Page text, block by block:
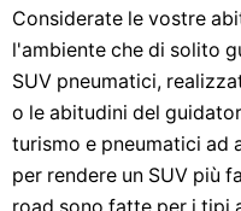
Considerate le vostre
l'ambiente che di solito
SUV pneumatici,
o le abitudini del
turismo e pneumatici ad
per rendere un SUV più